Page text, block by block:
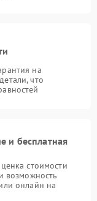
на
что
и бесплатная
стоимости
возможность
онлайн на